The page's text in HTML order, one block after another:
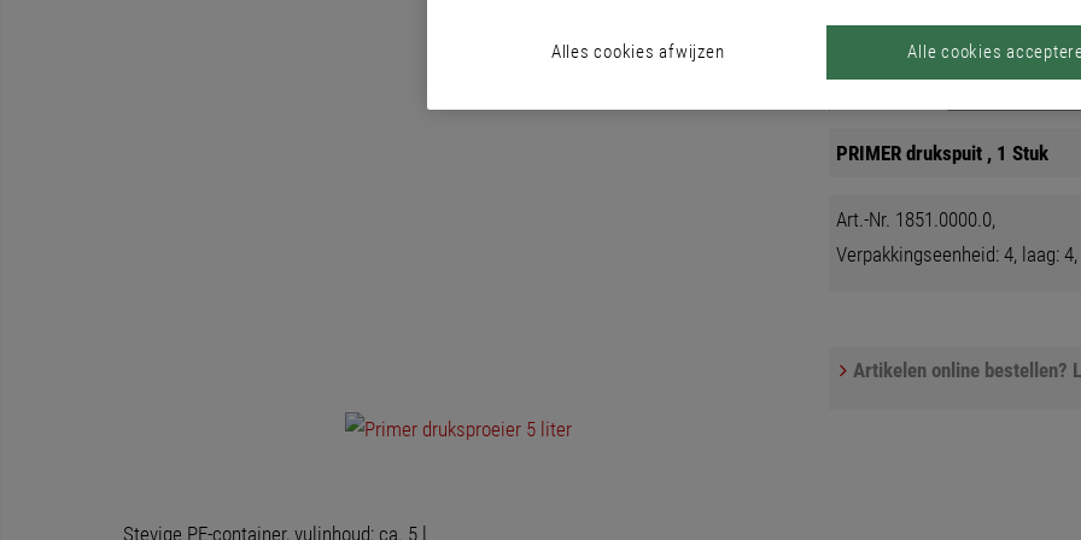
Stevige PE-container, vulinhoud: ca. 5 l
Producten
PRIMER drukspuit , 1 Stuk
Art.-Nr. 1851.0000.0,
Verpakkingseenheid: 4, laag:
Artikelen online bestellen?
Alles cookies afwijzen Alle cookies